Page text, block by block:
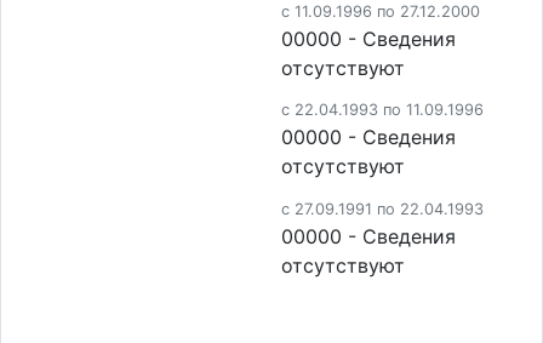
c 11.09.1996 по 27.12.2000
00000 - Cведения
отсутствуют
c 22.04.1993 по 11.09.1996
00000 - Cведения
отсутствуют
c 27.09.1991 по 22.04.1993
00000 - Cведения
отсутствуют